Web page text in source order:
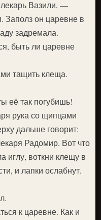
Вазили, —
Заполз он царевне в
задремала.
быть ли царевне
тащить клеща.
её так погубишь!
рука со щипцами
дальше говорит:
Радомир. Вот что
иглу, воткни клещу в
и лапки ослабнут.
к царевне. Как и